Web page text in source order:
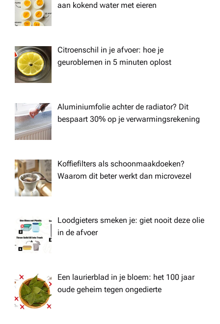
aan kokend water met eieren
Citroenschil in je afvoer: hoe je
geuroblemen in 5 minuten oplost
Aluminiumfolie achter de radiator? Dit
bespaart 30% op je verwarmingsrekening
Koffiefilters als schoonmaakdoeken?
Waarom dit beter werkt dan microvezel
Loodgieters smeken je: giet nooit deze olie
in de afvoer
Een laurierblad in je bloem: het 100 jaar
oude geheim tegen ongedierte